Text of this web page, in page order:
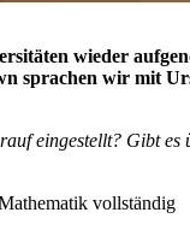
wieder
sprachen wir mit
eingestellt? Gibt es
vollständig